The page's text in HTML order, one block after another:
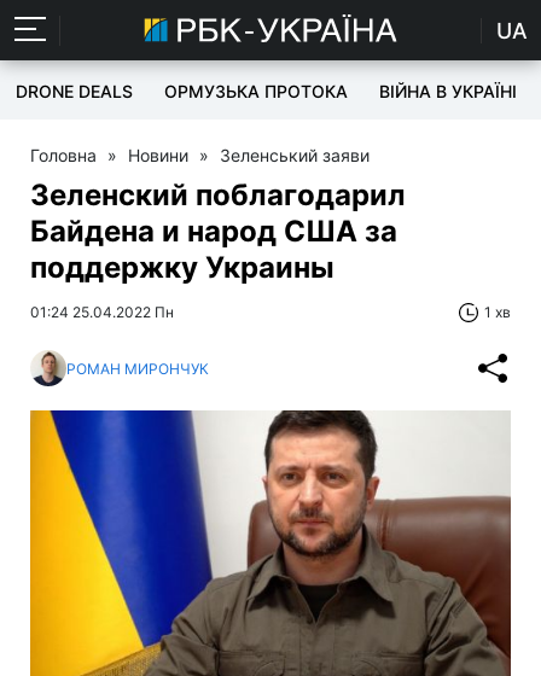
UA
DRONE DEALS ОРМУЗЬКА ПРОТОКА ВІЙНА В УКРАЇНІ
Головна » Новини » Зеленський заяви
Зеленский поблагодарил
Байдена и народ США за
поддержку Украины
01:24 25.04.2022 Пн 1 хв
РОМАН МИРОНЧУК